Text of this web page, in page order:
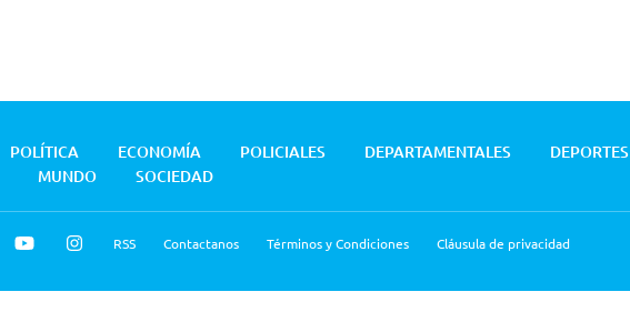
POLÍTICA ECONOMÍA POLICIALES DEPARTAMENTALES DEPORTES
MUNDO SOCIEDAD
RSS Contactanos Términos y Condiciones Cláusula de privacidad